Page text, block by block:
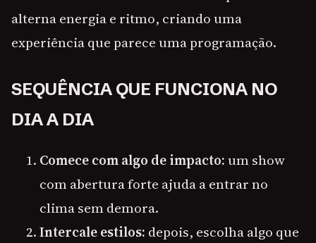
alterna energia e ritmo, criando uma
experiência que parece uma programação.
SEQUÊNCIA QUE FUNCIONA NO
DIA A DIA
Comece com algo de impacto:um show
com abertura forte ajuda a entrar no
clima sem demora.
Intercale estilos: depois, escolha algo que